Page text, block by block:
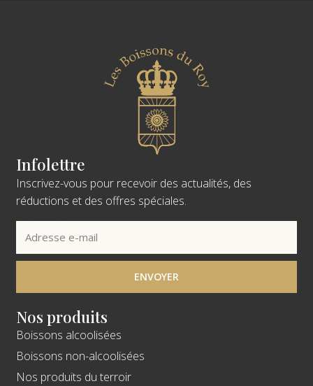
Infolettre
Inscrivez-vous pour recevoir des actualités, des
réductions et des offres spéciales.
ENVOYER
Nos produits
Boissons alcoolisées
Boissons non-alcoolisées
Nos produits du terroir